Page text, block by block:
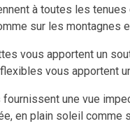
à toutes les
sur les montagnes
vous apportent un
vous apportent
une vue
en plain soleil comme